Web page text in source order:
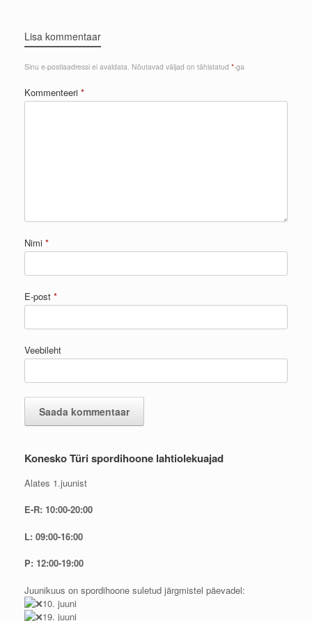
Lisa kommentaar
Sinu e-postiaadressi ei avaldata. Nõutavad väljad on tähistatud *-ga
Kommenteeri *
Nimi *
E-post *
Veebileht
Konesko Türi spordihoone lahtiolekuajad
Alates 1.juunist
E-R: 10:00-20:00
L: 09:00-16:00
P: 12:00-19:00
Juunikuus on spordihoone suletud järgmistel päevadel:
10. juuni
19. juuni